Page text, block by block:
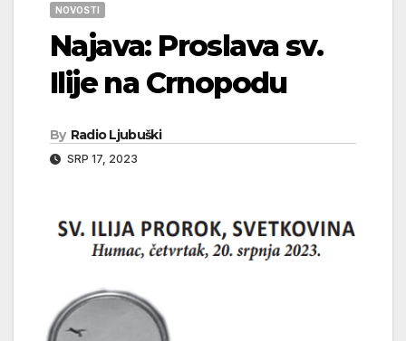
NOVOSTI
Najava: Proslava sv.
Ilije na Crnopodu
By Radio Ljubuški
SRP 17, 2023